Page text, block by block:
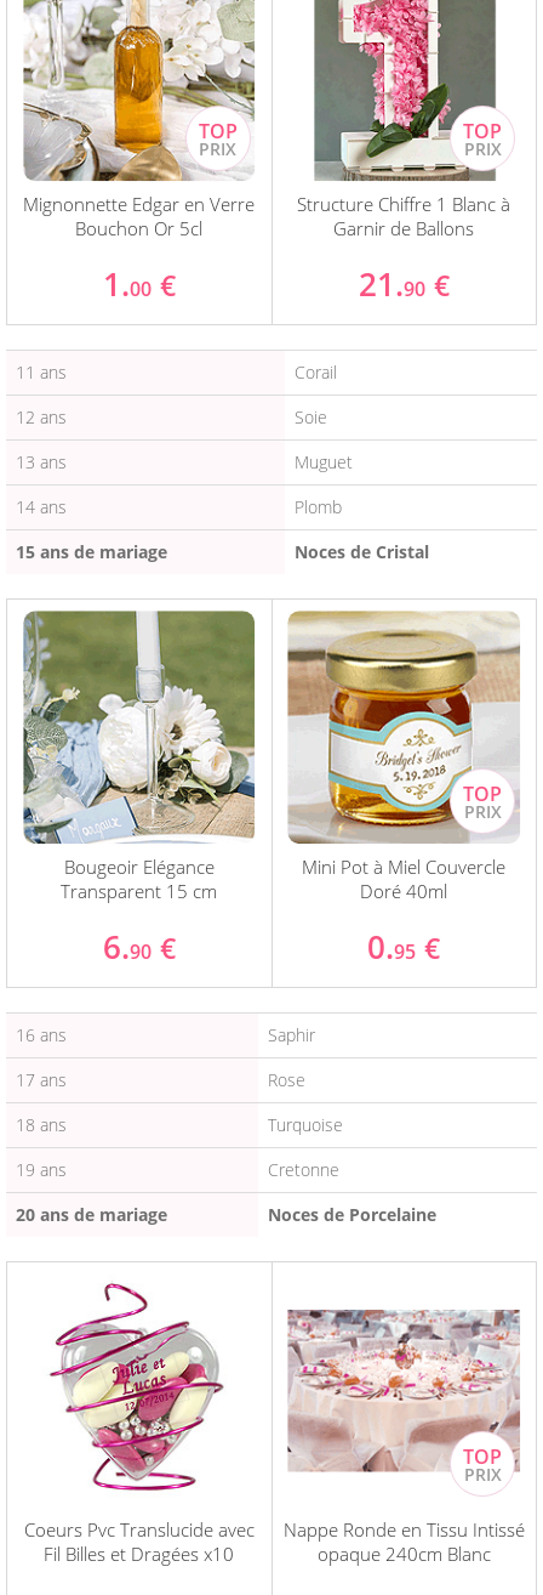
Mignonnette Edgar en Verre
Bouchon Or 5cl
1.00 €
Structure Chiffre 1 Blanc à
Garnir de Ballons
21.90 €
11 ans
Corail
12 ans
Soie
13 ans
Muguet
14 ans
Plomb
15 ans de mariage
Noces de Cristal
Bougeoir Elégance
Transparent 15 cm
6.90 €
Mini Pot à Miel Couvercle
Doré 40ml
0.95 €
16 ans
Saphir
17 ans
Rose
18 ans
Turquoise
19 ans
Cretonne
20 ans de mariage
Noces de Porcelaine
Coeurs Pvc Translucide avec
Fil Billes et Dragées x10
Nappe Ronde en Tissu Intissé
opaque 240cm Blanc